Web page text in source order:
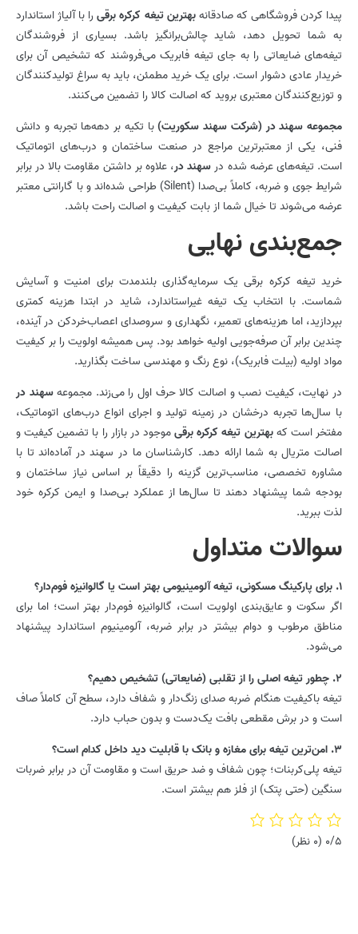
پیدا کردن فروشگاهی که صادقانهبهترین تیغه کرکره برقیرا با آلیاژ استاندارد
به شما تحویل دهد، شاید چالش‌برانگیز باشد. بسیاری از فروشندگان
تیغه‌های ضایعاتی را به جای تیغه فابریک می‌فروشند که تشخیص آن برای
خریدار عادی دشوار است. برای یک خرید مطمئن، باید به سراغ تولیدکنندگان
و توزیع‌کنندگان معتبری بروید که اصالت کالا را تضمین می‌کنند.
مجموعه سهند در (شرکت سهند سکوریت)با تکیه بر دهه‌ها تجربه و دانش
فنی، یکی از معتبرترین مراجع در صنعت ساختمان و درب‌های اتوماتیک
است. تیغه‌های عرضه شده درسهند در، علاوه بر داشتن مقاومت بالا در برابر
شرایط جوی و ضربه، کاملاً بی‌صدا (Silent) طراحی شده‌اند و با گارانتی معتبر
عرضه می‌شوند تا خیال شما از بابت کیفیت و اصالت راحت باشد.
جمع‌بندی نهایی
خرید تیغه کرکره برقی یک سرمایه‌گذاری بلندمدت برای امنیت و آسایش
شماست. با انتخاب یک تیغه غیراستاندارد، شاید در ابتدا هزینه کمتری
بپردازید، اما هزینه‌های تعمیر، نگهداری و سروصدای اعصاب‌خردکن در آینده،
چندین برابر آن صرفه‌جویی اولیه خواهد بود. پس همیشه اولویت را بر کیفیت
مواد اولیه (بیلت فابریک)، نوع رنگ و مهندسی ساخت بگذارید.
در نهایت، کیفیت نصب و اصالت کالا حرف اول را می‌زند. مجموعهسهند در
با سال‌ها تجربه درخشان در زمینه تولید و اجرای انواع درب‌های اتوماتیک،
مفتخر است کهبهترین تیغه کرکره برقیموجود در بازار را با تضمین کیفیت و
اصالت متریال به شما ارائه دهد. کارشناسان ما در سهند در آماده‌اند تا با
مشاوره تخصصی، مناسب‌ترین گزینه را دقیقاً بر اساس نیاز ساختمان و
بودجه شما پیشنهاد دهند تا سال‌ها از عملکرد بی‌صدا و ایمن کرکره خود
لذت ببرید.
سوالات متداول
1. برای پارکینگ مسکونی، تیغه آلومینیومی بهتر است یا گالوانیزه فوم‌دار؟
اگر سکوت و عایق‌بندی اولویت است، گالوانیزه فوم‌دار بهتر است؛ اما برای
مناطق مرطوب و دوام بیشتر در برابر ضربه، آلومینیوم استاندارد پیشنهاد
می‌شود.
2. چطور تیغه اصلی را از تقلبی (ضایعاتی) تشخیص دهیم؟
تیغه باکیفیت هنگام ضربه صدای زنگ‌دار و شفاف دارد، سطح آن کاملاً صاف
است و در برش مقطعی بافت یک‌دست و بدون حباب دارد.
3. امن‌ترین تیغه برای مغازه و بانک با قابلیت دید داخل کدام است؟
تیغه پلی‌کربنات؛ چون شفاف و ضد حریق است و مقاومت آن در برابر ضربات
سنگین (حتی پتک) از فلز هم بیشتر است.
0/5 (0 نظر)